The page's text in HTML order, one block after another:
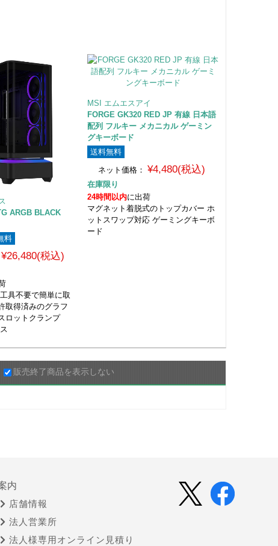
ARGB BLACK
料
¥26,480(税込)
具不要で簡単に取
取得済みのグラフ
ロットクランプ
MSI エムエスアイ
FORGE GK320 RED JP 有線 日本語
配列 フルキー メカニカル ゲーミン
グキーボード
送料無料
ネット価格：
¥4,480(税込)
在庫限り
24時間以内に出荷
マグネット着脱式のトップカバー ホ
ットスワップ対応 ゲーミングキーボ
ード
販売終了商品を表示しない
内
店舗情報
法人営業所
法人様専用オンライン見積り